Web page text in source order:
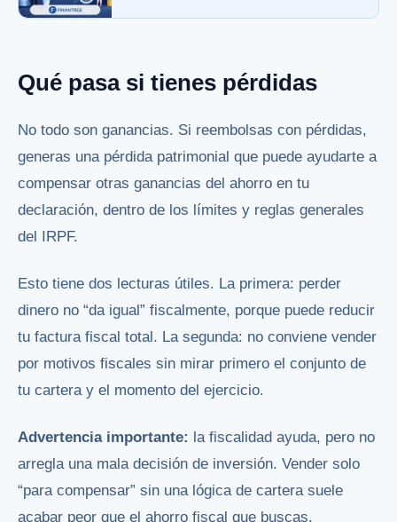
Qué pasa si tienes pérdidas
No todo son ganancias. Si reembolsas con pérdidas,
generas una pérdida patrimonial que puede ayudarte a
compensar otras ganancias del ahorro en tu
declaración, dentro de los límites y reglas generales
del IRPF.
Esto tiene dos lecturas útiles. La primera: perder
dinero no “da igual” fiscalmente, porque puede reducir
tu factura fiscal total. La segunda: no conviene vender
por motivos fiscales sin mirar primero el conjunto de
tu cartera y el momento del ejercicio.
Advertencia importante: la fiscalidad ayuda, pero no
arregla una mala decisión de inversión. Vender solo
“para compensar” sin una lógica de cartera suele
acabar peor que el ahorro fiscal que buscas.